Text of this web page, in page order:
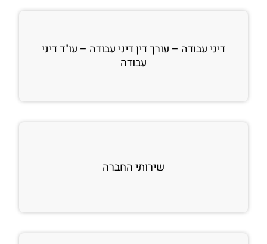
דיני עבודה – עורך דין דיני עבודה – עו"ד דיני
עבודה
שירותי החברה